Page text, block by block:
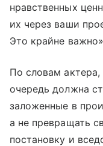
нравственных
их через ваши
Это крайне
По словам
очередь должна
заложенные в
а не превращать
постановку и